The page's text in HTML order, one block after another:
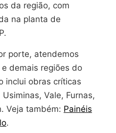
da região, com
na planta de
porte, atendemos
demais regiões do
inclui obras críticas
Vale, Furnas,
Veja também: Painéis
.